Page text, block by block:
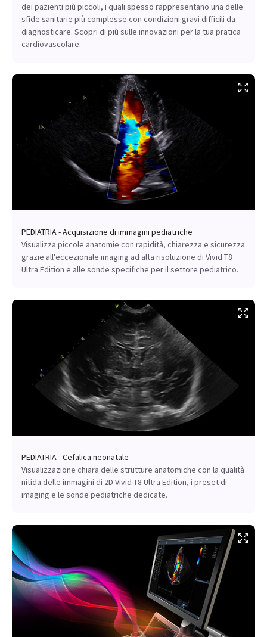
dei pazienti più piccoli, i quali spesso rappresentano una delle
sfide sanitarie più complesse con condizioni gravi difficili da
diagnosticare. Scopri di più sulle innovazioni per la tua pratica
cardiovascolare.
PEDIATRIA - Acquisizione di immagini pediatriche
Visualizza piccole anatomie con rapidità, chiarezza e sicurezza
grazie all'eccezionale imaging ad alta risoluzione di Vivid T8
Ultra Edition e alle sonde specifiche per il settore pediatrico.
PEDIATRIA - Cefalica neonatale
Visualizzazione chiara delle strutture anatomiche con la qualità
nitida delle immagini di 2D Vivid T8 Ultra Edition, i preset di
imaging e le sonde pediatriche dedicate.